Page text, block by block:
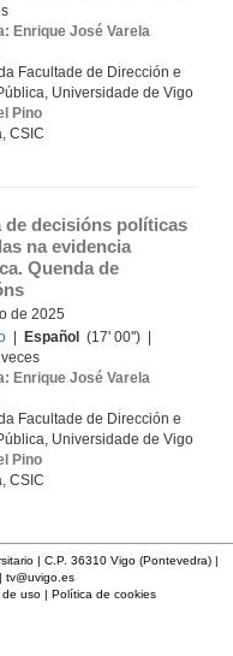
Enrique José Varela
Facultade de Dirección e
Universidade de Vigo
Pino
CSIC
de decisións políticas
na evidencia
Quenda de
de 2025
Español
(17' 00'') |
veces
Enrique José Varela
Facultade de Dirección e
Universidade de Vigo
Pino
CSIC
| C.P. 36310 Vigo (Pontevedra) |
tv@uvigo.es
de uso| Política de cookies